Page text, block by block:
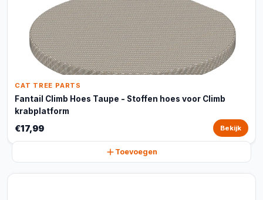
CAT TREE PARTS
Fantail Climb Hoes Taupe - Stoffen hoes voor Climb
krabplatform
€17,99 Bekijk
Toevoegen